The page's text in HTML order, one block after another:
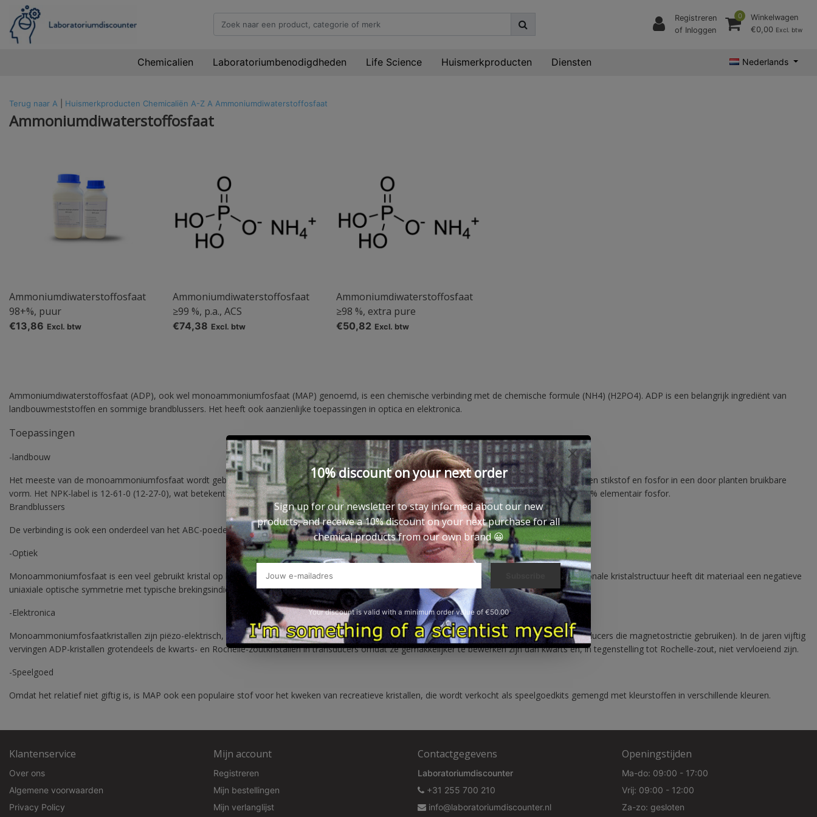
Registreren
of Inloggen
0
Winkelwagen
€0,00 Excl. btw
Chemicalien Laboratoriumbenodigdheden Life Science Huismerkproducten Diensten Nederlands
Terug naar A Huismerkproducten Chemicaliën A-Z A Ammoniumdiwaterstoffosfaat
Ammoniumdiwaterstoffosfaat
Ammoniumdiwaterstoffosfaat
98+%, puur
€13,86 Excl. btw
Ammoniumdiwaterstoffosfaat
≥99 %, p.a., ACS
€74,38 Excl. btw
Ammoniumdiwaterstoffosfaat
≥98 %, extra pure
€50,82 Excl. btw
Ammoniumdiwaterstoffosfaat (ADP), ook wel monoammoniumfosfaat (MAP) genoemd, is een chemische verbinding met de chemische formule (NH4) (H2PO4). ADP is een belangrijk ingrediënt van
landbouwmeststoffen en sommige brandblussers. Het heeft ook aanzienlijke toepassingen in optica en elektronica.
Toepassingen
-landbouw
Het meeste van de monoammoniumfosfaat wordt gebruikt in de landbouw, als ingrediënt van meststoffen. Het voorziet de bodem van de elementen stikstof en fosfor in een door planten bruikbare
vorm. Het NPK-label is 12-61-0 (12-27-0), wat betekent dat het 12 gew.% Elementaire stikstof en (nominaal) 61% fosforpentoxide P2O5 bevat of 27% elementair fosfor.
Brandblussers
De verbinding is ook een onderdeel van het ABC-poeder in sommige droge chemische brandblussers.
-Optiek
Monoammoniumfosfaat is een veel gebruikt kristal op het gebied van optica vanwege de dubbele brekingseigenschappen. Als gevolg van de tetragonale kristalstructuur heeft dit materiaal een negatieve
uniaxiale optische symmetrie met typische brekingsindices nr. 1.522 en ne = 1.478 bij optische golflengten.
-Elektronica
Monoammoniumfosfaatkristallen zijn piëzo-elektrisch, een eigenschap die vereist is in sommige actieve sonartransducers (het alternatief zijn transducers die magnetostrictie gebruiken). In de jaren vijftig
vervingen ADP-kristallen grotendeels de kwarts- en Rochelle-zoutkristallen in transducers omdat ze gemakkelijker te bewerken zijn dan kwarts en, in tegenstelling tot Rochelle-zout, niet vervloeiend zijn.
-Speelgoed
Omdat het relatief niet giftig is, is MAP ook een populaire stof voor het kweken van recreatieve kristallen, die wordt verkocht als speelgoedkits gemengd met kleurstoffen in verschillende kleuren.
Klantenservice
Over ons
Algemene voorwaarden
Privacy Policy
Mijn account
Registreren
Mijn bestellingen
Mijn verlanglijst
Contactgegevens
Laboratoriumdiscounter
+31 255 700 210
info@laboratoriumdiscounter.nl
Openingstijden
Ma-do: 09:00 - 17:00
Vrij: 09:00 - 12:00
Za-zo: gesloten
10% discount on your next order
Sign up for our newsletter to stay informed about our new
products, and receive a 10% discount on your next purchase for all
chemical products from our own brand 😀
Your discount is valid with a minimum order value of €50.00